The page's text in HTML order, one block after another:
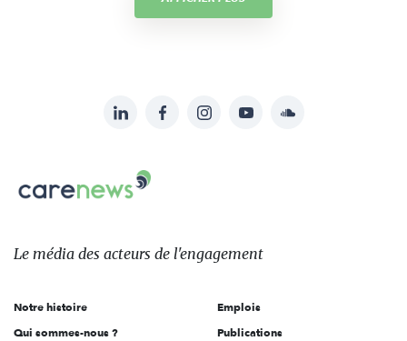
sur:
LinkedInFacebookInstagramYouTubeSoundcloud
Carenews,
Le
des
l'engagement
Le média des acteurs de l'engagement
Notre histoire
Qui sommes-nous ?
Emplois
Publications